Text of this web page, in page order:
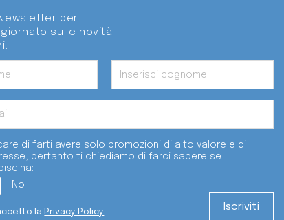
per
sulle novità
di farti avere solo promozioni di alto valore e di
pertanto ti chiediamo di farci sapere se
No
la Privacy Policy